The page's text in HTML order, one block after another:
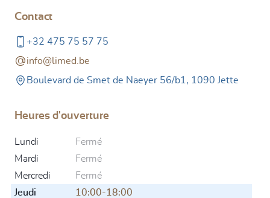
Contact
+32 475 75 57 75
info@limed.be
Boulevard de Smet de Naeyer 56/b1, 1090 Jette
Heures d'ouverture
Lundi
Fermé
Mardi
Fermé
Mercredi
Fermé
Jeudi
10:00-18:00